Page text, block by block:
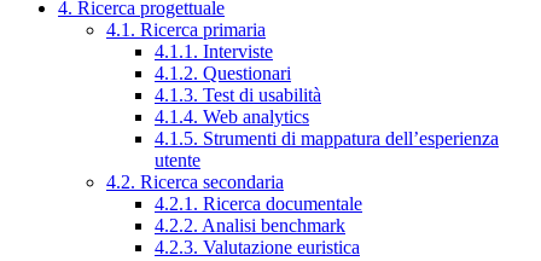
4. Ricerca progettuale
4.1. Ricerca primaria
4.1.1. Interviste
4.1.2. Questionari
4.1.3. Test di usabilità
4.1.4. Web analytics
4.1.5. Strumenti di mappatura dell’esperienza
utente
4.2. Ricerca secondaria
4.2.1. Ricerca documentale
4.2.2. Analisi benchmark
4.2.3. Valutazione euristica